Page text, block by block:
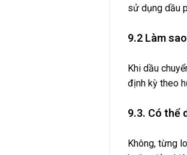
sử dụng dầu
9.2 Làm
Khi dầu
định kỳ theo
9.3. Có thể
Không, từng